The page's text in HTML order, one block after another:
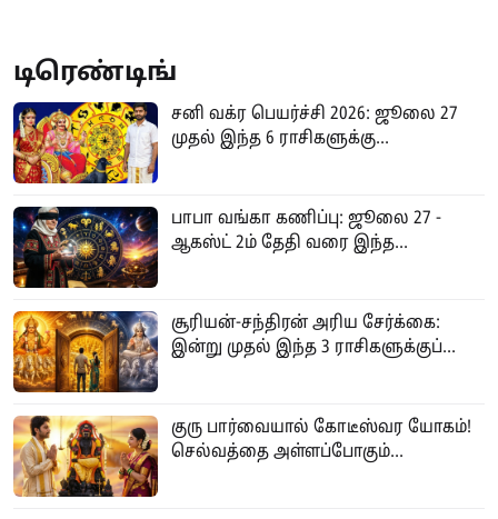
டிரெண்டிங்
சனி வக்ர பெயர்ச்சி 2026: ஜூலை 27
முதல் இந்த 6 ராசிகளுக்கு...
பாபா வங்கா கணிப்பு: ஜூலை 27 -
ஆகஸ்ட் 2ம் தேதி வரை இந்த...
சூரியன்-சந்திரன் அரிய சேர்க்கை:
இன்று முதல் இந்த 3 ராசிகளுக்குப்...
குரு பார்வையால் கோடீஸ்வர யோகம்!
செல்வத்தை அள்ளப்போகும்...